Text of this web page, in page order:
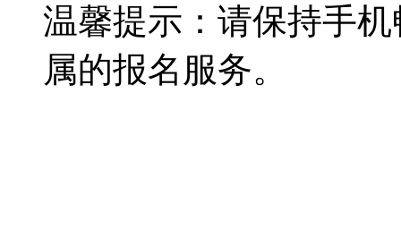
温馨提示：请保持手
属的报名服务。